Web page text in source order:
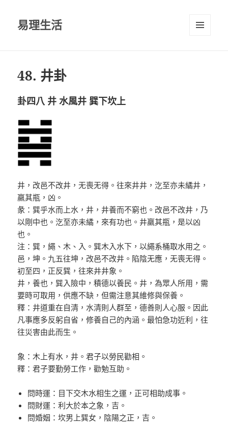
易理生活
48. 井卦
卦四八 井 水風井 巽下坎上
井，改邑不改井，无喪无得。往來井井，汔至亦未繘井，
羸其瓶，凶。
彖：巽乎水而上水，井，井養而不窮也。改邑不改井，乃
以剛中也。汔至亦未繘，來有功也。井羸其瓶，是以凶
也。
注：巽，繩、木、入。巽木入水下，以繩系桶取水用之。
邑，坤。九五往坤，改邑不改井。陷陰无應，无喪无得。
初至四，正反巽，往來井井象。
井，養也，巽入險中，積德以養民。井，為眾人所用，需
要時可取用，供應不缺，但需注意其維修與保養。
釋：井道重在自清，水清則人群至，德善則人心服。因此
凡事應多反躬自省，修養自己的內涵。最怕急功近利，往
往災害由此而生。
象：木上有水，井。君子以勞民勸相。
釋：君子要勤勞工作，勸勉互助。
問時運：目下交木水相生之運，正可相助成事。
問財運：利大於本之象，吉。
問婚姻：坎男上巽女，陰陽之正，吉。